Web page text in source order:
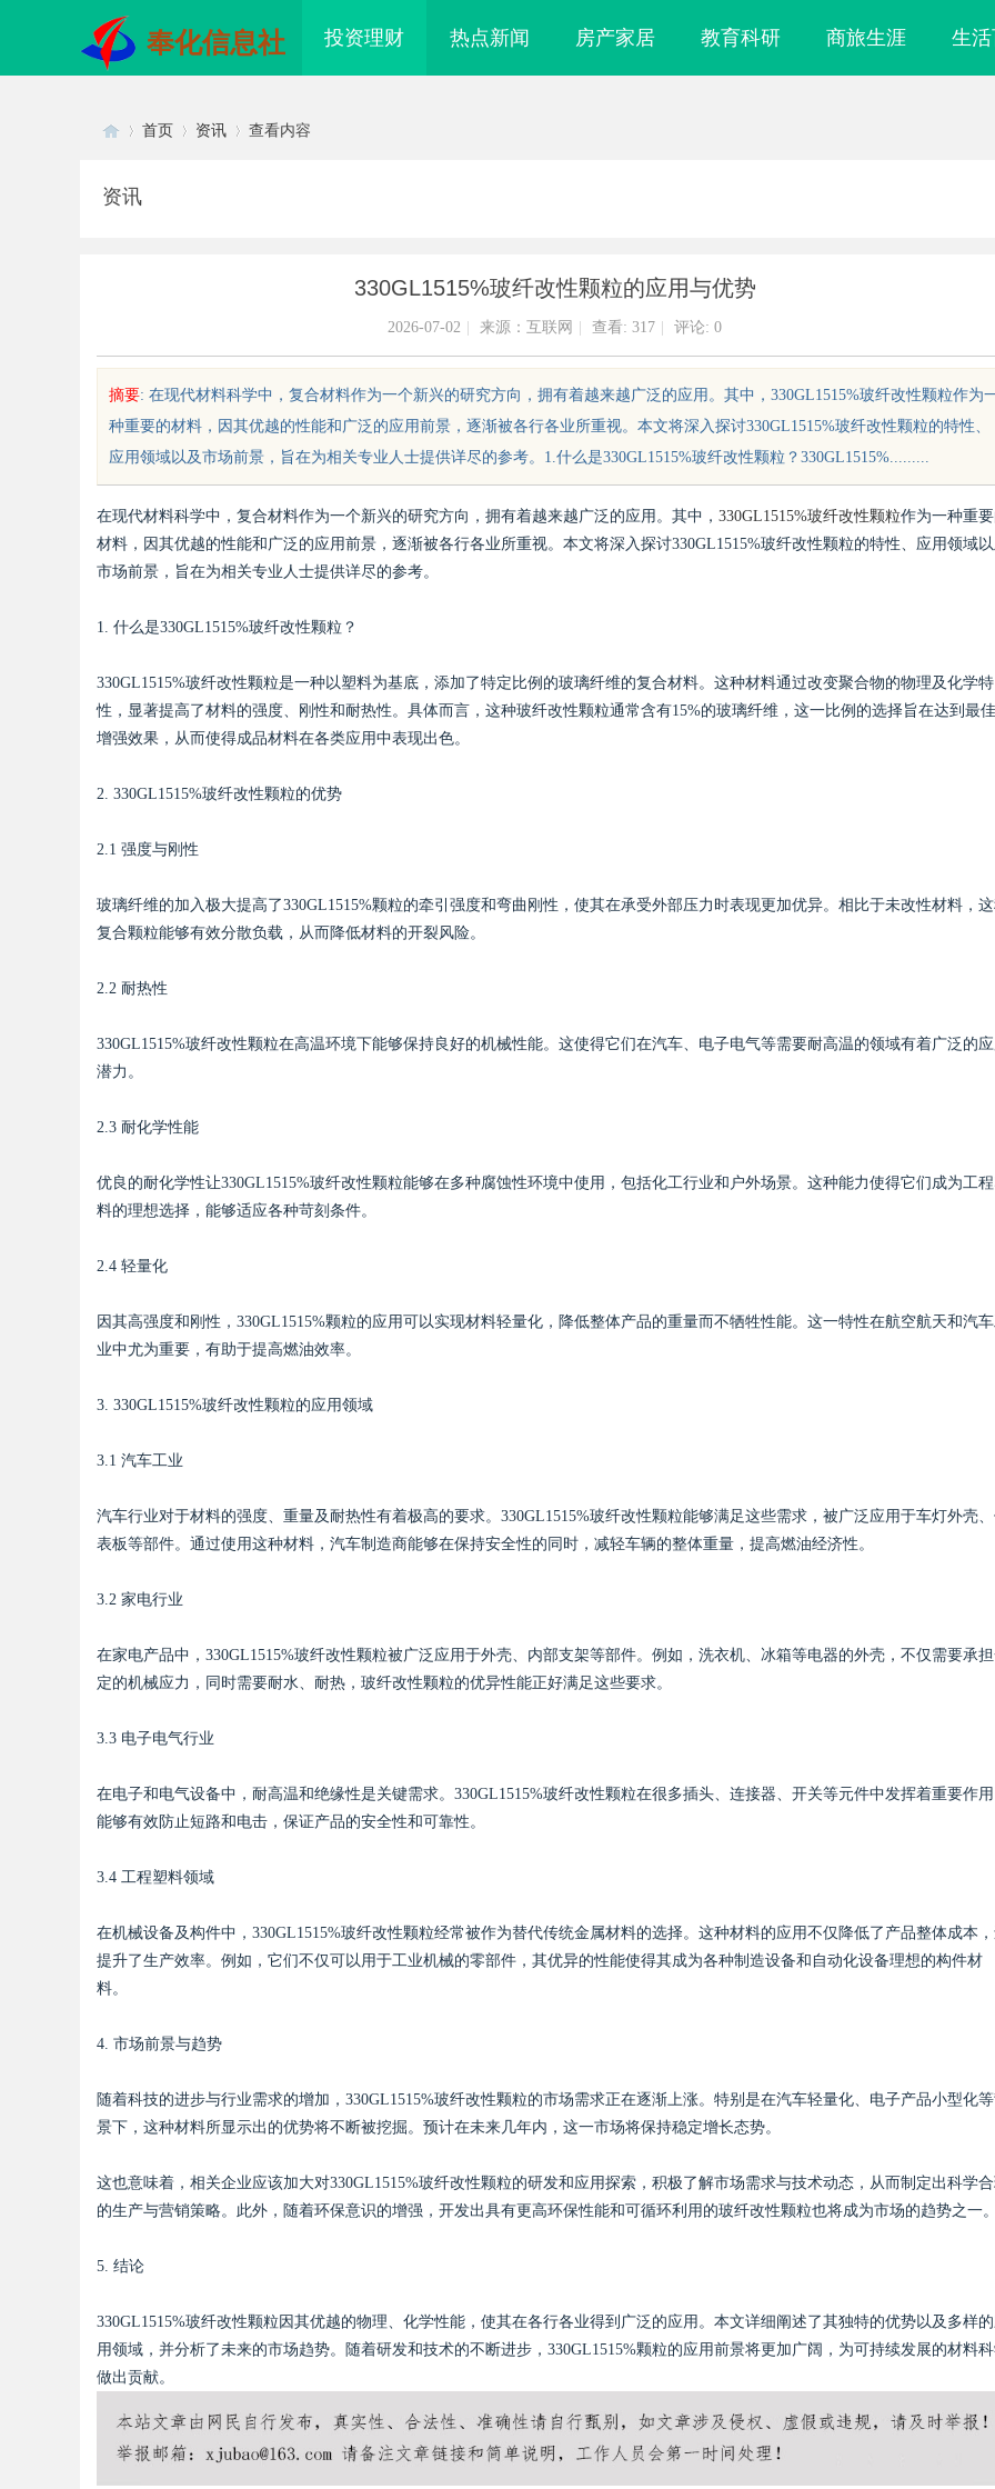
奉化信息社 投资理财 热点新闻 房产家居 教育科研 商旅生涯 生
sc
首页 资讯 查看内容
资讯
330GL1515%玻纤改性颗粒的应用与优势
2026-07-02 来源：互联网 查看: 317 评论: 0
摘要: 在现代材料科学中，复合材料作为一个新兴的研究方向，拥有着越来越广泛的应用。其中，330GL1515%玻纤改性颗粒作为
种重要的材料，因其优越的性能和广泛的应用前景，逐渐被各行各业所重视。本文将深入探讨330GL1515%玻纤改性颗粒的特性、
应用领域以及市场前景，旨在为相关专业人士提供详尽的参考。1.什么是330GL1515%玻纤改性颗粒？330GL1515%.........
在现代材料科学中，复合材料作为一个新兴的研究方向，拥有着越来越广泛的应用。其中， 330GL1515%玻纤改性颗粒作为一种重
材料，因其优越的性能和广泛的应用前景，逐渐被各行各业所重视。本文将深入探讨330GL1515%玻纤改性颗粒的特性、应用领域以
市场前景，旨在为相关专业人士提供详尽的参考。
1. 什么是330GL1515%玻纤改性颗粒？
330GL1515%玻纤改性颗粒是一种以塑料为基底，添加了特定比例的玻璃纤维的复合材料。这种材料通过改变聚合物的物理及化学特
性，显著提高了材料的强度、刚性和耐热性。具体而言，这种玻纤改性颗粒通常含有15%的玻璃纤维，这一比例的选择旨在达到最
增强效果，从而使得成品材料在各类应用中表现出色。
2. 330GL1515%玻纤改性颗粒的优势
2.1 强度与刚性
玻璃纤维的加入极大提高了330GL1515%颗粒的牵引强度和弯曲刚性，使其在承受外部压力时表现更加优异。相比于未改性材料，
复合颗粒能够有效分散负载，从而降低材料的开裂风险。
2.2 耐热性
330GL1515%玻纤改性颗粒在高温环境下能够保持良好的机械性能。这使得它们在汽车、电子电气等需要耐高温的领域有着广泛的应
潜力。
2.3 耐化学性能
优良的耐化学性让330GL1515%玻纤改性颗粒能够在多种腐蚀性环境中使用，包括化工行业和户外场景。这种能力使得它们成为工
料的理想选择，能够适应各种苛刻条件。
2.4 轻量化
因其高强度和刚性，330GL1515%颗粒的应用可以实现材料轻量化，降低整体产品的重量而不牺牲性能。这一特性在航空航天和汽
业中尤为重要，有助于提高燃油效率。
3. 330GL1515%玻纤改性颗粒的应用领域
3.1 汽车工业
汽车行业对于材料的强度、重量及耐热性有着极高的要求。330GL1515%玻纤改性颗粒能够满足这些需求，被广泛应用于车灯外壳
表板等部件。通过使用这种材料，汽车制造商能够在保持安全性的同时，减轻车辆的整体重量，提高燃油经济性。
3.2 家电行业
在家电产品中，330GL1515%玻纤改性颗粒被广泛应用于外壳、内部支架等部件。例如，洗衣机、冰箱等电器的外壳，不仅需要承
定的机械应力，同时需要耐水、耐热，玻纤改性颗粒的优异性能正好满足这些要求。
3.3 电子电气行业
在电子和电气设备中，耐高温和绝缘性是关键需求。330GL1515%玻纤改性颗粒在很多插头、连接器、开关等元件中发挥着重要作用
能够有效防止短路和电击，保证产品的安全性和可靠性。
3.4 工程塑料领域
在机械设备及构件中，330GL1515%玻纤改性颗粒经常被作为替代传统金属材料的选择。这种材料的应用不仅降低了产品整体成本
提升了生产效率。例如，它们不仅可以用于工业机械的零部件，其优异的性能使得其成为各种制造设备和自动化设备理想的构件材
料。
4. 市场前景与趋势
随着科技的进步与行业需求的增加，330GL1515%玻纤改性颗粒的市场需求正在逐渐上涨。特别是在汽车轻量化、电子产品小型化
景下，这种材料所显示出的优势将不断被挖掘。预计在未来几年内，这一市场将保持稳定增长态势。
这也意味着，相关企业应该加大对330GL1515%玻纤改性颗粒的研发和应用探索，积极了解市场需求与技术动态，从而制定出科学
的生产与营销策略。此外，随着环保意识的增强，开发出具有更高环保性能和可循环利用的玻纤改性颗粒也将成为市场的趋势之一。
5. 结论
330GL1515%玻纤改性颗粒因其优越的物理、化学性能，使其在各行各业得到广泛的应用。本文详细阐述了其独特的优势以及多样
用领域，并分析了未来的市场趋势。随着研发和技术的不断进步，330GL1515%颗粒的应用前景将更加广阔，为可持续发展的材料
做出贡献。
武汉配眼镜 上海配眼镜 武汉配眼镜 上海配眼镜 厦门展览公司全方位服务助力
牌打造与市场开拓